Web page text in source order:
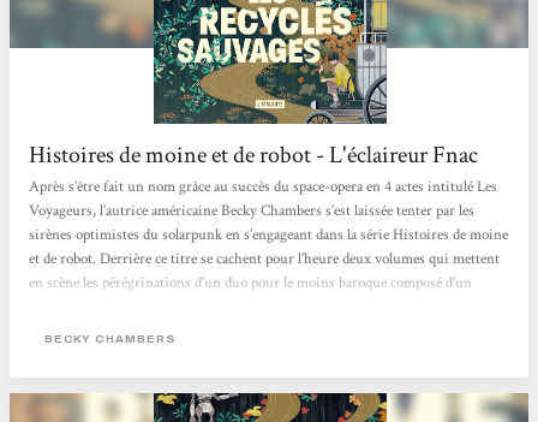
Histoires de moine et de robot - L'éclaireur Fnac
Après s’être fait un nom grâce au succès du space-opera en 4 actes intitulé Les
Voyageurs, l’autrice américaine Becky Chambers s’est laissée tenter par les
sirènes optimistes du solarpunk en s’engageant dans la série Histoires de moine
et de robot. Derrière ce titre se cachent pour l’heure deux volumes qui mettent
en scène les pérégrinations d’un duo pour le moins baroque composé d’un
technologie et la nature coexistent enfin pacifiquement. Après...
BECKY CHAMBERS